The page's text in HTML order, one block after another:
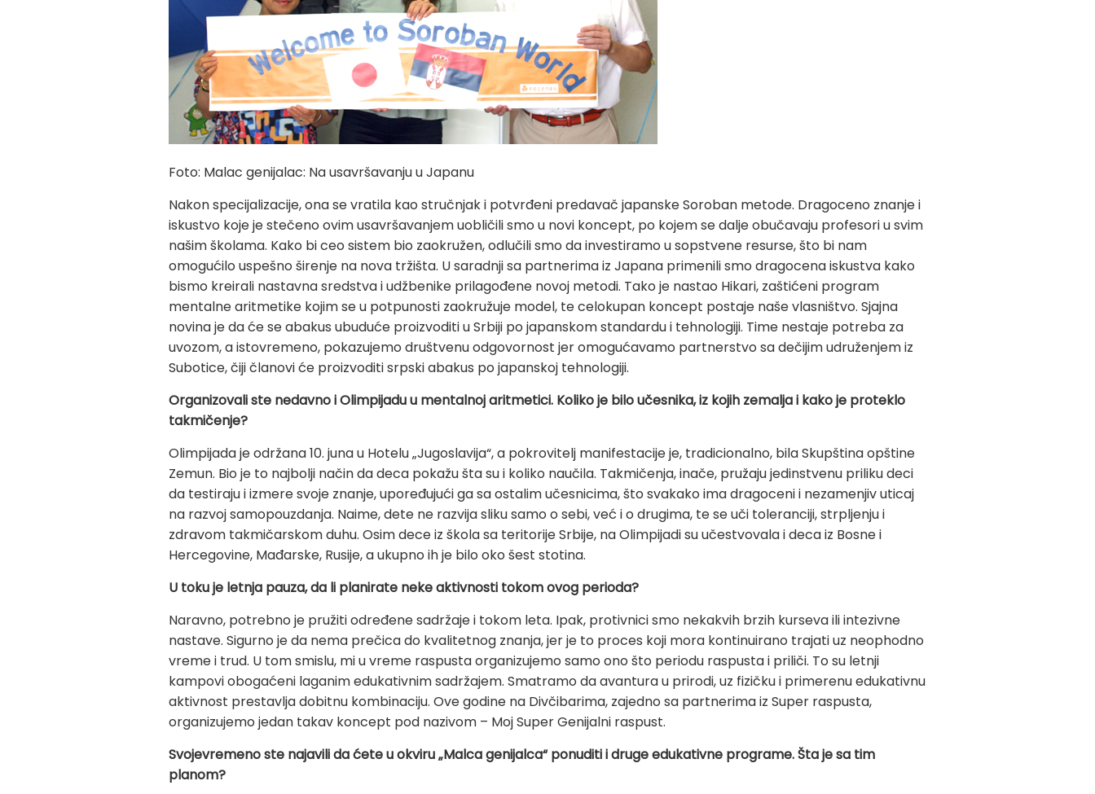
Foto: Malac genijalac: Na usavršavanju u Japanu
Nakon specijalizacije, ona se vratila kao stručnjak i potvrđeni predavač japanske Soroban metode. Dragoceno znanje i
iskustvo koje je stečeno ovim usavršavanjem uobličili smo u novi koncept, po kojem se dalje obučavaju profesori u svim
našim školama. Kako bi ceo sistem bio zaokružen, odlučili smo da investiramo u sopstvene resurse, što bi nam
omogućilo uspešno širenje na nova tržišta. U saradnji sa partnerima iz Japana primenili smo dragocena iskustva kako
bismo kreirali nastavna sredstva i udžbenike prilagođene novoj metodi. Tako je nastao Hikari, zaštićeni program
mentalne aritmetike kojim se u potpunosti zaokružuje model, te celokupan koncept postaje naše vlasništvo. Sjajna
novina je da će se abakus ubuduće proizvoditi u Srbiji po japanskom standardu i tehnologiji. Time nestaje potreba za
uvozom, a istovremeno, pokazujemo društvenu odgovornost jer omogućavamo partnerstvo sa dečijim udruženjem iz
Subotice, čiji članovi će proizvoditi srpski abakus po japanskoj tehnologiji.
Organizovali ste nedavno i Olimpijadu u mentalnoj aritmetici. Koliko je bilo učesnika, iz kojih zemalja i kako je proteklo
takmičenje?
Olimpijada je održana 10. juna u Hotelu „Jugoslavija“, a pokrovitelj manifestacije je, tradicionalno, bila Skupština opštine
Zemun. Bio je to najbolji način da deca pokažu šta su i koliko naučila. Takmičenja, inače, pružaju jedinstvenu priliku deci
da testiraju i izmere svoje znanje, upoređujući ga sa ostalim učesnicima, što svakako ima dragoceni i nezamenjiv uticaj
na razvoj samopouzdanja. Naime, dete ne razvija sliku samo o sebi, već i o drugima, te se uči toleranciji, strpljenju i
zdravom takmičarskom duhu. Osim dece iz škola sa teritorije Srbije, na Olimpijadi su učestvovala i deca iz Bosne i
Hercegovine, Mađarske, Rusije, a ukupno ih je bilo oko šest stotina.
U toku je letnja pauza, da li planirate neke aktivnosti tokom ovog perioda?
Naravno, potrebno je pružiti određene sadržaje i tokom leta. Ipak, protivnici smo nekakvih brzih kurseva ili intezivne
nastave. Sigurno je da nema prečica do kvalitetnog znanja, jer je to proces koji mora kontinuirano trajati uz neophodno
vreme i trud. U tom smislu, mi u vreme raspusta organizujemo samo ono što periodu raspusta i priliči. To su letnji
kampovi obogaćeni laganim edukativnim sadržajem. Smatramo da avantura u prirodi, uz fizičku i primerenu edukativnu
aktivnost prestavlja dobitnu kombinaciju. Ove godine na Divčibarima, zajedno sa partnerima iz Super raspusta,
organizujemo jedan takav koncept pod nazivom – Moj Super Genijalni raspust.
Svojevremeno ste najavili da ćete u okviru „Malca genijalca“ ponuditi i druge edukativne programe. Šta je sa tim
planom?